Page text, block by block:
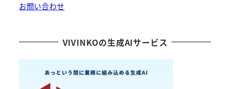
お問い合わせ
VIVINKOの生成AIサービス